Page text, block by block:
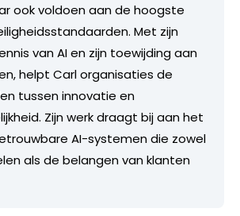
ook voldoen aan de hoogste
Met zijn
van AI en zijn toewijding aan
helpt Carl organisaties de
tussen innovatie en
Zijn werk draagt bij aan het
AI-systemen die zowel
als de belangen van klanten